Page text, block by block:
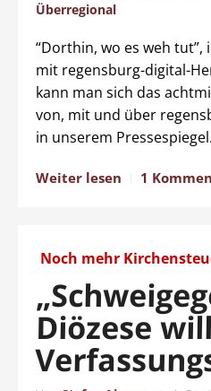
Überregional
“Dorthin, wo es weh
mit regensburg-digital-
kann man sich das
von, mit und über
in unserem Pressespiegel.
Weiter lesen 1
Noch mehr
Diözese